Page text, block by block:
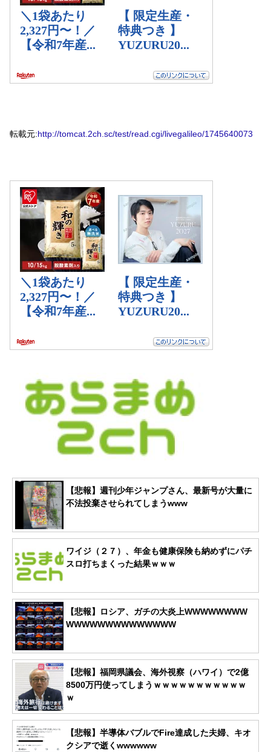
転載元:http://tomcat.2ch.sc/test/read.cgi/livegalileo/1745640073
【悲報】週刊少年ジャンプさん、最新号が大量に
不法投棄させられてしまうwww
ワイジ（２７）、年金も健康保険も納めずにパチ
スロ打ちまくった結果ｗｗｗ
【悲報】ロシア、ガチの大炎上WWWWWWWW
WWWWWWWWWWWWWW
【悲報】福岡県議会、海外視察（ハワイ）で2億
8500万円使ってしまうｗｗｗｗｗｗｗｗｗｗｗ
ｗ
【悲報】半導体バブルでFire達成した夫婦、キオ
クシアで逝くwwwwww